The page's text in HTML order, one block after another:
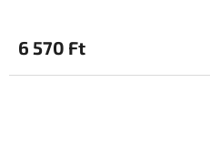
6 570 Ft